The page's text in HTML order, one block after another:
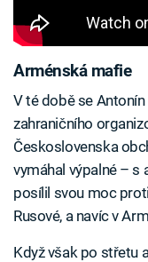
Arménská mafie
V té době se
zahraničního
Československa
vymáhal výpalné – s
posílil svou moc
Rusové, a navíc v
Když však po střetu